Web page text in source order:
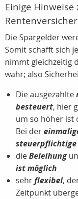
Einige
Die Spargelder
Somit schafft sich
nimmt gleichzeitig
wahr; also
Die ausgezahlte
besteuert, hier
um so höher ist
Bei der
steuerpflichtige
dieBeleihung
ist möglich
sehrflexibel,
Zeitpunkt